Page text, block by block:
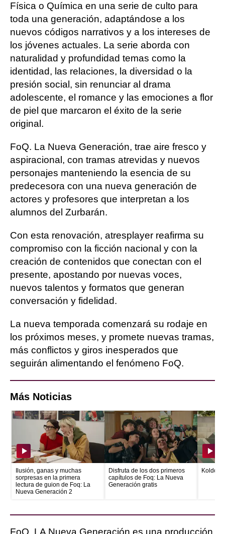
Física o Química en una serie de culto para
toda una generación, adaptándose a los
nuevos códigos narrativos y a los intereses de
los jóvenes actuales. La serie aborda con
naturalidad y profundidad temas como la
identidad, las relaciones, la diversidad o la
presión social, sin renunciar al drama
adolescente, el romance y las emociones a flor
de piel que marcaron el éxito de la serie
original.
FoQ. La Nueva Generación, trae aire fresco y
aspiracional, con tramas atrevidas y nuevos
personajes manteniendo la esencia de su
predecesora con una nueva generación de
actores y profesores que interpretan a los
alumnos del Zurbarán.
Con esta renovación, atresplayer reafirma su
compromiso con la ficción nacional y con la
creación de contenidos que conectan con el
presente, apostando por nuevas voces,
nuevos talentos y formatos que generan
conversación y fidelidad.
La nueva temporada comenzará su rodaje en
los próximos meses, y promete nuevas tramas,
más conflictos y giros inesperados que
seguirán alimentando el fenómeno FoQ.
Más Noticias
Ilusión, ganas y muchas
sorpresas en la primera
lectura de guion de Foq: La
Nueva Generación 2
Disfruta de los dos primeros
capítulos de Foq: La Nueva
Generación gratis
Koldo